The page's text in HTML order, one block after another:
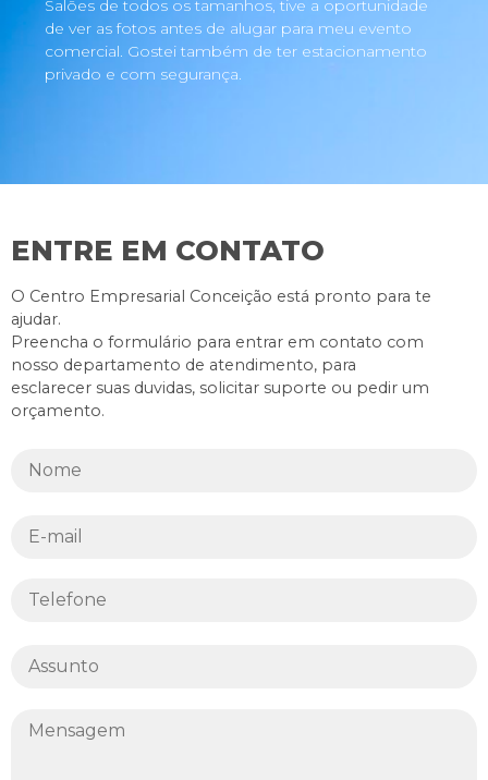
Salões de todos os tamanhos, tive a oportunidade
de ver as fotos antes de alugar para meu evento
comercial. Gostei também de ter estacionamento
privado e com segurança.
ENTRE EM CONTATO
O Centro Empresarial Conceição está pronto para te
ajudar.
Preencha o formulário para entrar em contato com
nosso departamento de atendimento, para
esclarecer suas duvidas, solicitar suporte ou pedir um
orçamento.